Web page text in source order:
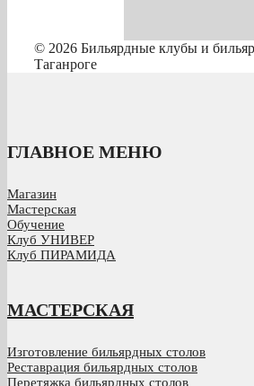
© 2026 Бильярдные клубы и
Таганроге
ГЛАВНОЕ МЕНЮ
Магазин
Мастерская
Обучение
Клуб УНИВЕР
Клуб ПИРАМИДА
МАСТЕРСКАЯ
Изготовление бильярдных столов
Реставрация бильярдных столов
Перетяжка бильярдных столов